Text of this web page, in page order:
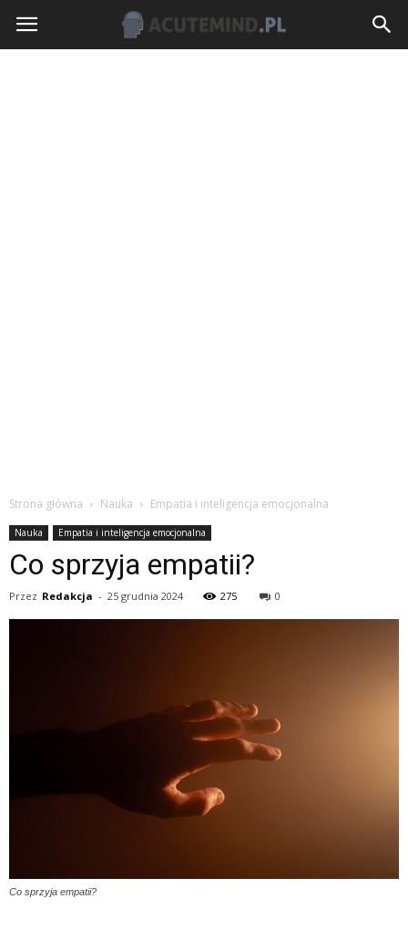
Strona główna Nauka Empatia i inteligencja emocjonalna
Nauka Empatia i inteligencja emocjonalna
Co sprzyja empatii?
Przez Redakcja - 25 grudnia 2024 275 0
Co sprzyja empatii?